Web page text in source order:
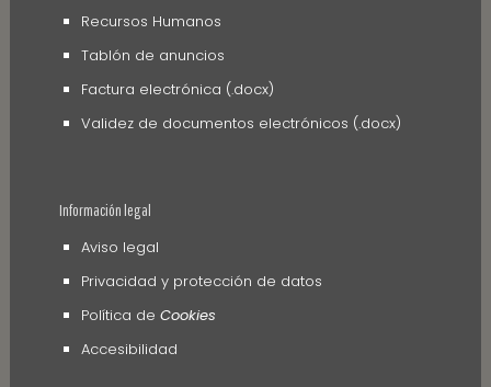
Recursos Humanos
Tablón de anuncios
Factura electrónica (.docx)
Validez de documentos electrónicos (.docx)
Información legal
Aviso legal
Privacidad y protección de datos
Política de Cookies
Accesibilidad